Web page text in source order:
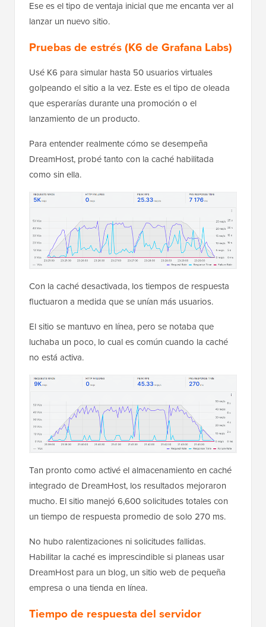
Ese es el tipo de ventaja inicial que me encanta ver al
lanzar un nuevo sitio.
Pruebas de estrés (K6 de Grafana Labs)
Usé K6 para simular hasta 50 usuarios virtuales
golpeando el sitio a la vez. Este es el tipo de oleada
que esperarías durante una promoción o el
lanzamiento de un producto.
Para entender realmente cómo se desempeña
DreamHost, probé tanto con la caché habilitada
como sin ella.
Con la caché desactivada, los tiempos de respuesta
fluctuaron a medida que se unían más usuarios.
El sitio se mantuvo en línea, pero se notaba que
luchaba un poco, lo cual es común cuando la caché
no está activa.
Tan pronto como activé el almacenamiento en caché
integrado de DreamHost, los resultados mejoraron
mucho. El sitio manejó 6,600 solicitudes totales con
un tiempo de respuesta promedio de solo 270 ms.
No hubo ralentizaciones ni solicitudes fallidas.
Habilitar la caché es imprescindible si planeas usar
DreamHost para un blog, un sitio web de pequeña
empresa o una tienda en línea.
Tiempo de respuesta del servidor